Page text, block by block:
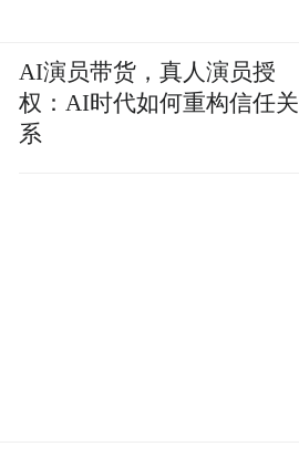
AI演员带货，真人演员授
权：AI时代如何重构信任关
系